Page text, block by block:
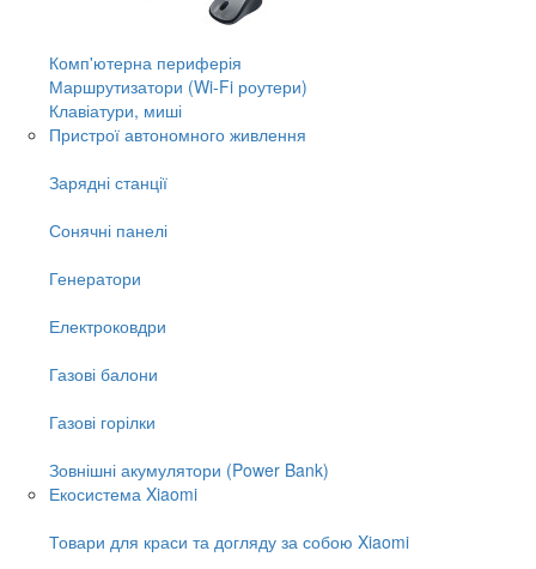
Комп'ютерна периферія
Маршрутизатори (Wi-Fi роутери)
Клавіатури, миші
Пристрої автономного живлення
Зарядні станції
Сонячні панелі
Генератори
Електроковдри
Газові балони
Газові горілки
Зовнішні акумулятори (Power Bank)
Екосистема Xiaomi
Товари для краси та догляду за собою Xiaomi